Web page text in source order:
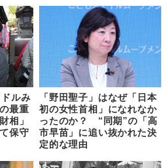
ルみ
最重
相」
保守
「野田聖子」はなぜ「日本
初の女性首相」になれなか
ったのか？ “同期”の「高
市早苗」に追い抜かれた決
定的な理由